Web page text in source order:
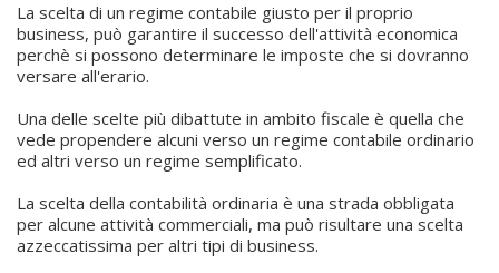
La scelta di un regime contabile giusto per il proprio
business, può garantire il successo dell'attività economica
perchè si possono determinare le imposte che si dovranno
versare all'erario.
Una delle scelte più dibattute in ambito fiscale è quella che
vede propendere alcuni verso un regime contabile ordinario
ed altri verso un regime semplificato.
La scelta della contabilità ordinaria è una strada obbligata
per alcune attività commerciali, ma può risultare una scelta
azzeccatissima per altri tipi di business.